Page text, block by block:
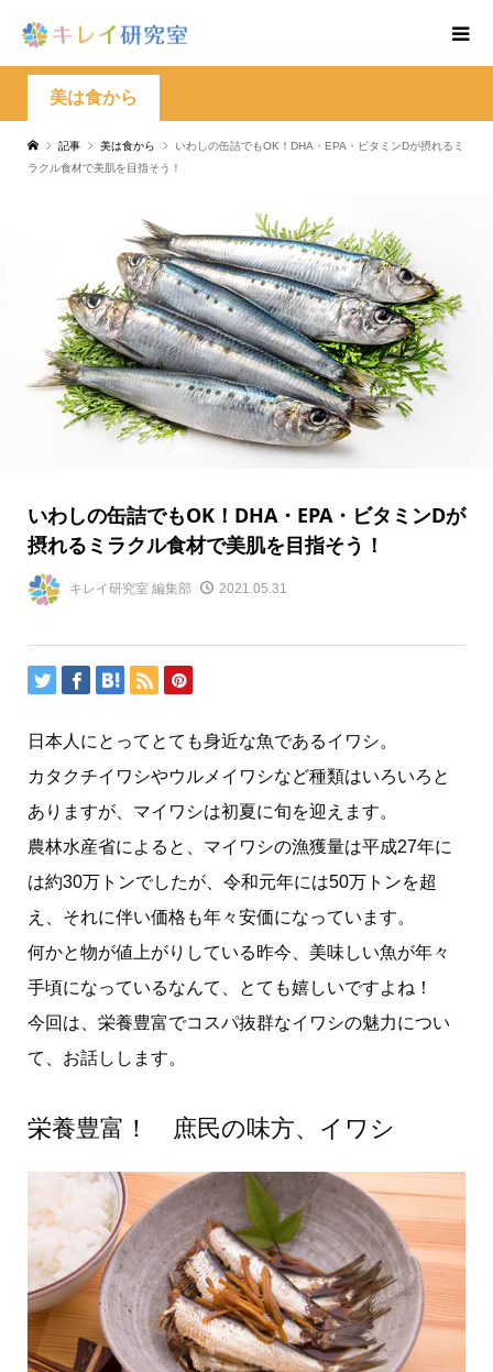
美は食から
記事 美は食から
いわしの缶詰でもOK！DHA・EPA・ビタミンDが摂れるミ
ラクル食材で美肌を目指そう！
いわしの缶詰でもOK！DHA・EPA・ビタミンDが
摂れるミラクル食材で美肌を目指そう！
キレイ研究室 編集部 2021.05.31
日本人にとってとても身近な魚であるイワシ。
カタクチイワシやウルメイワシなど種類はいろいろと
ありますが、マイワシは初夏に旬を迎えます。
農林水産省によると、マイワシの漁獲量は平成27年に
は約30万トンでしたが、令和元年には50万トンを超
え、それに伴い価格も年々安価になっています。
何かと物が値上がりしている昨今、美味しい魚が年々
手頃になっているなんて、とても嬉しいですよね！
今回は、栄養豊富でコスパ抜群なイワシの魅力につい
て、お話しします。
栄養豊富！ 庶民の味方、イワシ